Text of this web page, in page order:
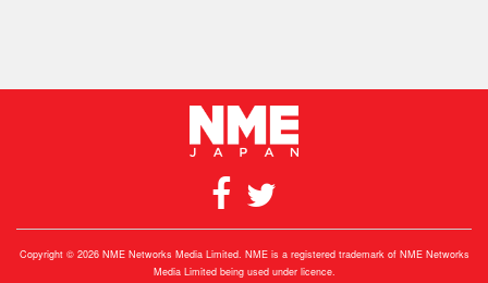
Copyright © 2026 NME Networks Media Limited. NME is a registered trademark of NME Networks
Media Limited being used under licence.